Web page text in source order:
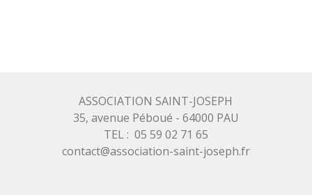
ASSOCIATION SAINT-JOSEPH
35, avenue Péboué - 64000 PAU
TEL : 05 59 02 71 65
contact@association-saint-joseph.fr